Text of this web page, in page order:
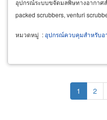
อุปกรณ์ระบบขจัดมลพิษทางอากาศ
packed scrubbers, venturi
หมวดหมู่ : อุปกรณ์ควบคุมสำหรับอ
Current
page
1 Page
2